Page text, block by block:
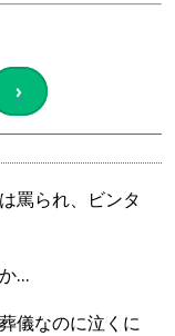
›
罵られ、ビンタ
…
儀なのに泣くに